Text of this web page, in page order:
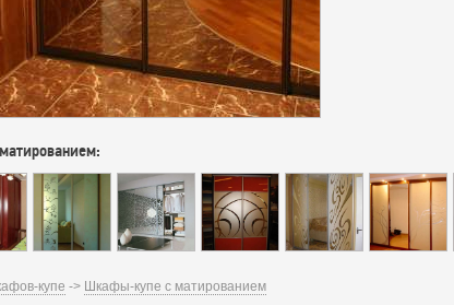
купе -> Шкафы-купе с матированием